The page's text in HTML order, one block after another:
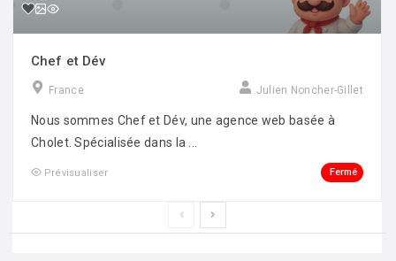
Chef et Dév
France Julien Noncher-Gillet
Nous sommes Chef et Dév, une agence web basée à
Cholet. Spécialisée dans la ...
Prévisualiser Fermé